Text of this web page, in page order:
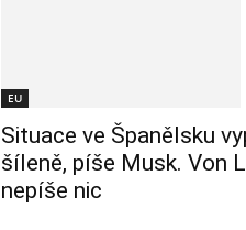
EU
Situace ve Španělsku
šíleně, píše Musk. Von
nepíše nic